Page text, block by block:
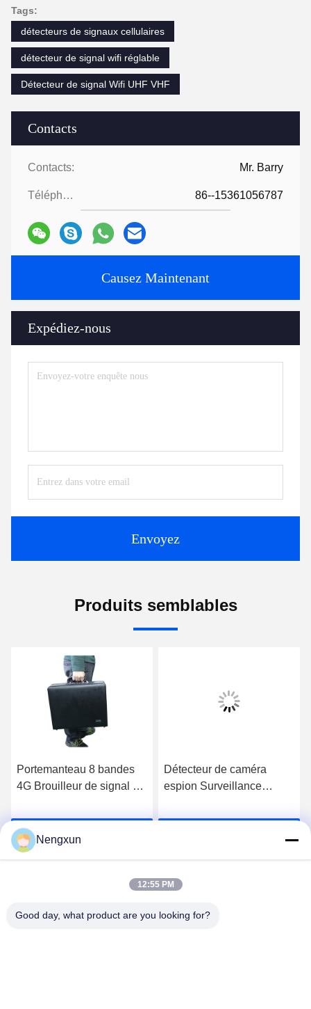
Contacts
Contacts: Mr. Barry
Téléphone: 86--15361056787
Causez Maintenant
Expédiez-nous
Envoyez
Tags:
détecteurs de signaux cellulaires
détecteur de signal wifi réglable
Détecteur de signal Wifi UHF VHF
Produits semblables
Portemanteau 8 bandes
4G Brouilleur de signal de
Brouilleur GPS Wifi
Brouilleur UHF VHF avec
télécommande
Causez Maintenant
Détecteur de caméra
espion Surveillance
voleur avec une alarme
Nengxun
12:55 PM
Good day, what product are you looking for?